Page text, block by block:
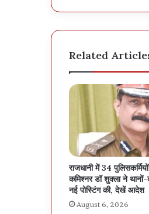
Related
राजधानी में 34
कमिश्नर डॉ शुक्ला ने
नई पोस्टिंग की, देखें आदेश
August 6, 2026